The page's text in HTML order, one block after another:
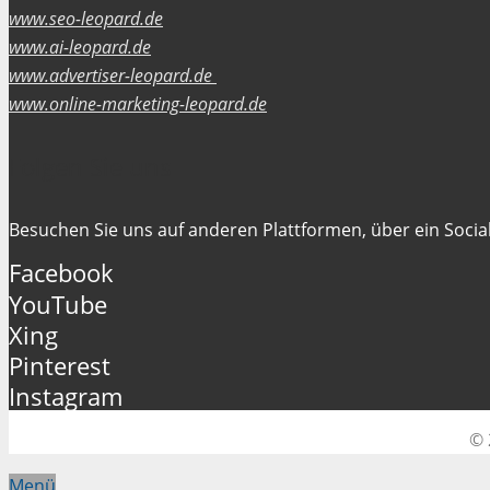
www.seo-leopard.de
www.ai-leopard.de
www.advertiser-leopard.de
www.online-marketing-leopard.de
Besuchen Sie uns auf anderen Plattformen, über ein
Facebook
YouTube
Xing
Pinterest
Instagram
©